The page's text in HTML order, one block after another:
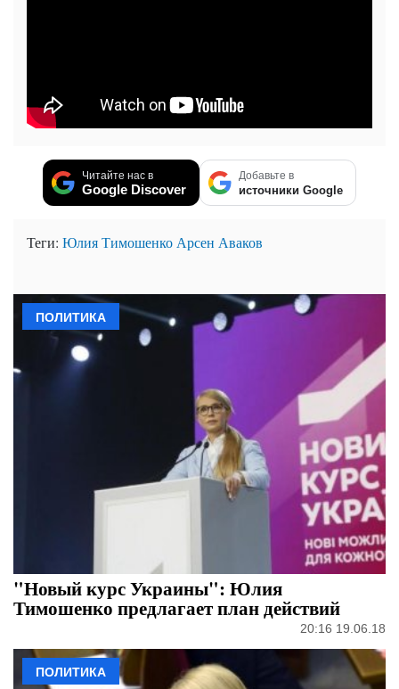
Читайте нас в
Google Discover
Добавьте в
источники Google
Теги: Юлия ТимошенкоАрсен Аваков
ПОЛИТИКА
"Новый курс Украины": Юлия
Тимошенко предлагает план действий
20:16 19.06.18
ПОЛИТИКА